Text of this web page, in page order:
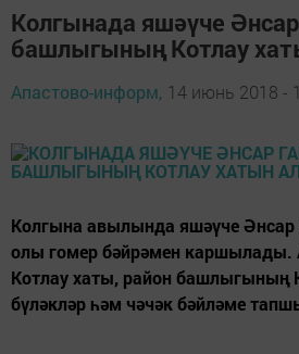
Колгынада яшәүче
башлыгының Котлау
Апастово-информ, 14 июнь 2018 -
Колгына авылында яшәүче Әнсар
олы гомер бәйрәмен
Котлау хаты, район башлыгының
бүләкләр һәм чәчәк бәйләме